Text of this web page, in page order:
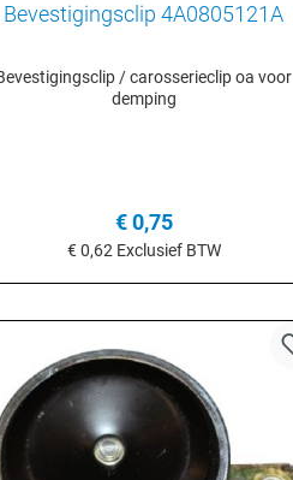
Bevestigingsclip 4A0805121A
/ carosserieclip oa voor
demping
€ 0,75
€ 0,62 Exclusief BTW